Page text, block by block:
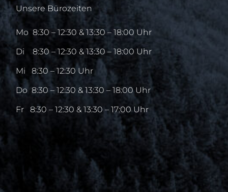
Unsere Bürozeiten
Mo8:30 – 12:30 & 13:30 – 18:00 Uhr
Di8:30 – 12:30 & 13:30 – 18:00 Uhr
Mi8:30 – 12:30 Uhr
Do8:30 – 12:30 & 13:30 – 18:00 Uhr
Fr8:30 – 12:30 & 13:30 – 17:00 Uhr